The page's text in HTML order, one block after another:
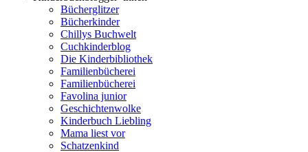
Bücherglitzer
Bücherkinder
Chillys Buchwelt
Cuchkinderblog
Die Kinderbibliothek
Familienbücherei
Familienbücherei
Favolina junior
Geschichtenwolke
Kinderbuch Liebling
Mama liest vor
Schatzenkind